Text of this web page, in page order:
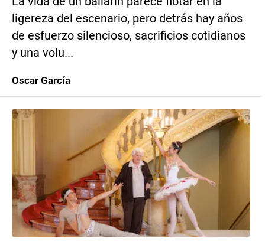
ligereza del escenario, pero detrás hay años
de esfuerzo silencioso, sacrificios cotidianos
y una volu...
Oscar García